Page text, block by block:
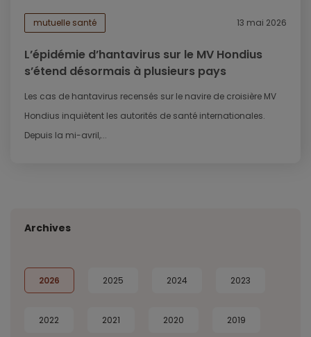
mutuelle santé 13 mai 2026
L’épidémie d’hantavirus sur le MV Hondius
s’étend désormais à plusieurs pays
Les cas de hantavirus recensés sur le navire de croisière MV
Hondius inquiètent les autorités de santé internationales.
Depuis la mi-avril,...
Archives
2026 2025 2024 2023
2022 2021 2020 2019